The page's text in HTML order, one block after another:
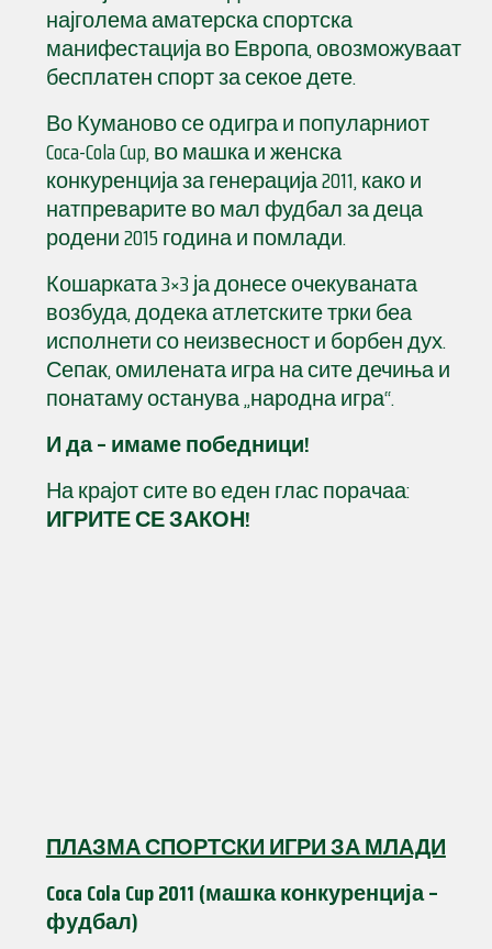
најголема аматерска спортска
манифестација во Европа, овозможуваат
бесплатен спорт за секое дете.
Во Куманово се одигра и популарниот
Coca-Cola Cup, во машка и женска
конкуренција за генерација 2011, како и
натпреварите во мал фудбал за деца
родени 2015 година и помлади.
Кошарката 3×3 ја донесе очекуваната
возбуда, додека атлетските трки беа
исполнети со неизвесност и борбен дух.
Сепак, омилената игра на сите дечиња и
понатаму останува „народна игра“.
И да – имаме победници!
На крајот сите во еден глас порачаа:
ИГРИТЕ СЕ ЗАКОН!
ПЛАЗМА СПОРТСКИ ИГРИ ЗА МЛАДИ
Coca Cola Cup 2011 (машка конкуренција –
фудбал)